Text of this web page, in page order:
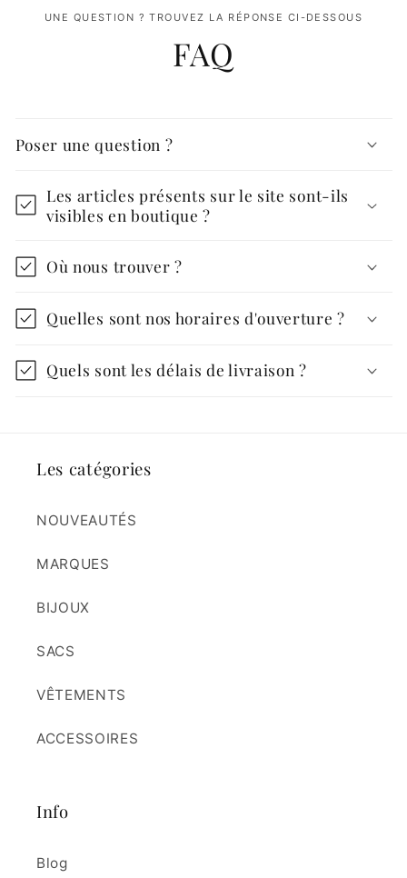
UNE QUESTION ? TROUVEZ LA RÉPONSE CI-DESSOUS
FAQ
Poser une question ?
Les articles présents sur le site sont-ils
visibles en boutique ?
Où nous trouver ?
Quelles sont nos horaires d'ouverture ?
Quels sont les délais de livraison ?
Les catégories
NOUVEAUTÉS
MARQUES
BIJOUX
SACS
VÊTEMENTS
ACCESSOIRES
Info
Blog